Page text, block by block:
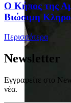
Ο Κήπος της
Βιώσιμη
Περισσότερα
Newsletter
Εγγραφείτε στο
νέα.